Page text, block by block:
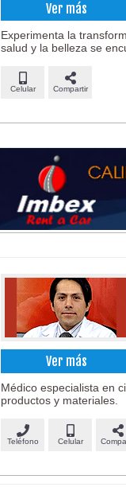
Ver más
Experimenta la
salud y la belleza se
Celular Compartir
Ver más
Médico especialista en
productos y materiales.
Teléfono Celular